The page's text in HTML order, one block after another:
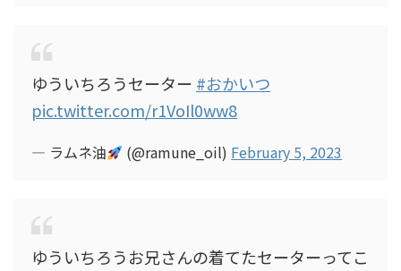
ゆういちろうセーター #おかいつ
pic.twitter.com/r1VoIl0ww8
— ラムネ油 (@ramune_oil) February 5, 2023
ゆういちろうお兄さんの着てたセーターってこ